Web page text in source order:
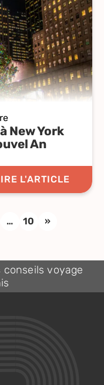
New York
An
L'ARTICLE
… 10 »
voyage